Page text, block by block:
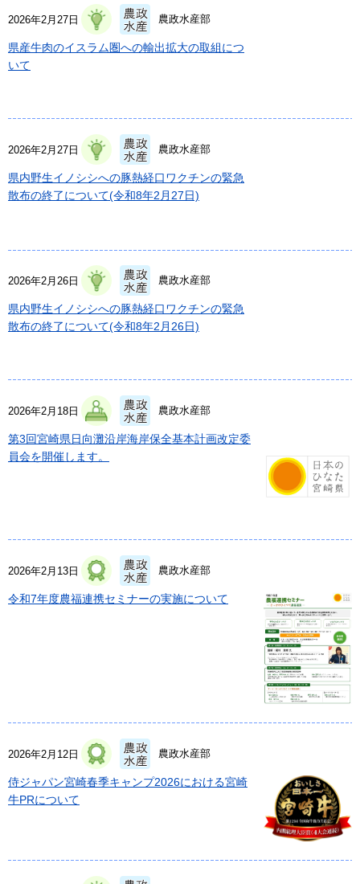
2026年2月27日 農政水産部
県産牛肉のイスラム圏への輸出拡大の取組につ
いて
2026年2月27日 農政水産部
県内野生イノシシへの豚熱経口ワクチンの緊急
散布の終了について(令和8年2月27日)
2026年2月26日 農政水産部
県内野生イノシシへの豚熱経口ワクチンの緊急
散布の終了について(令和8年2月26日)
2026年2月18日 農政水産部
第3回宮崎県日向灘沿岸海岸保全基本計画改定委
員会を開催します。
2026年2月13日 農政水産部
令和7年度農福連携セミナーの実施について
2026年2月12日 農政水産部
侍ジャパン宮崎春季キャンプ2026における宮崎
牛PRについて